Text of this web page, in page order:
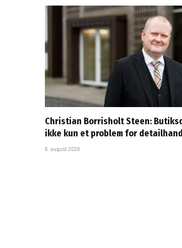
Christian Borrisholt Steen:
ikke kun et problem for
6. august 2026